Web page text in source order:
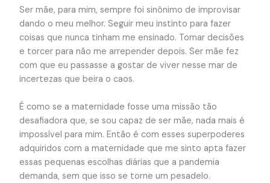
Ser mãe, para mim, sempre foi sinônimo de improvisar
dando o meu melhor. Seguir meu instinto para fazer
coisas que nunca tinham me ensinado. Tomar decisões
e torcer para não me arrepender depois. Ser mãe fez
com que eu passasse a gostar de viver nesse mar de
incertezas que beira o caos.
É como se a maternidade fosse uma missão tão
desafiadora que, se sou capaz de ser mãe, nada mais é
impossível para mim. Então é com esses superpoderes
adquiridos com a maternidade que me sinto apta fazer
essas pequenas escolhas diárias que a pandemia
demanda, sem que isso se torne um pesadelo.